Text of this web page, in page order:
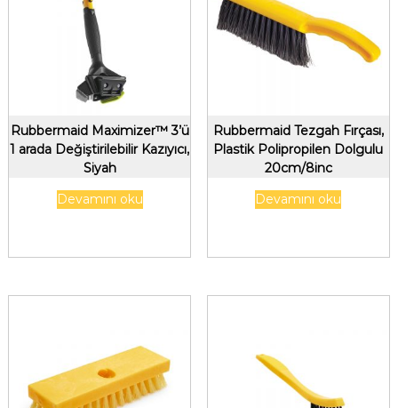
Rubbermaid Maximizer™ 3’ü
1 arada Değiştirilebilir Kazıyıcı,
Siyah
Devamını oku
Rubbermaid Tezgah Fırçası,
Plastik Polipropilen Dolgulu
20cm/8inc
Devamını oku